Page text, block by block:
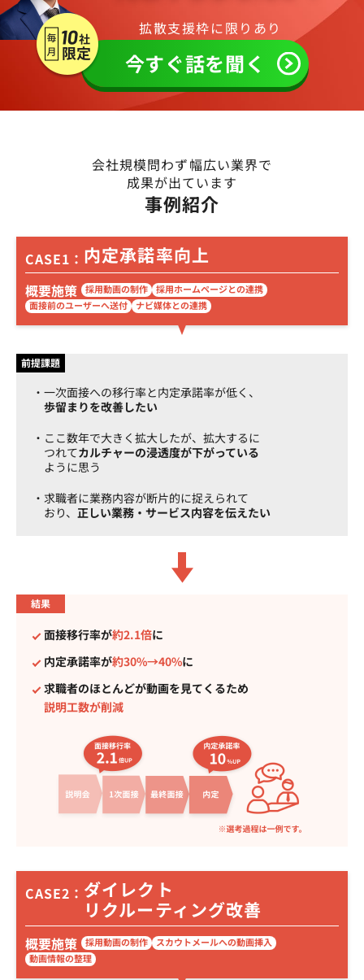
拡散支援枠に限りあり
今すぐ話を聞く
会社規模問わず幅広い業界で
成果が出ています
事例紹介
CASE1： 内定承諾率向上
概要施策 採用動画の制作
採用ホームページとの連携
面接前のユーザーへ送付
ナビ媒体との連携
前提課題
一次面接への移行率と内定承諾率が低く、
歩留まりを改善したい
ここ数年で大きく拡大したが、拡大するに
つれてカルチャーの浸透度が下がっている
ように思う
求職者に業務内容が断片的に捉えられて
おり、 正しい業務・サービス内容を伝えたい
結果
面接移行率が約2.1倍に
内定承諾率が約30%→40%に
求職者のほとんどが動画を見てくるため
説明工数が削減
CASE2： ダイレクト
リクルーティング改善
概要施策 採用動画の制作
スカウトメールへの動画挿入
動画情報の整理